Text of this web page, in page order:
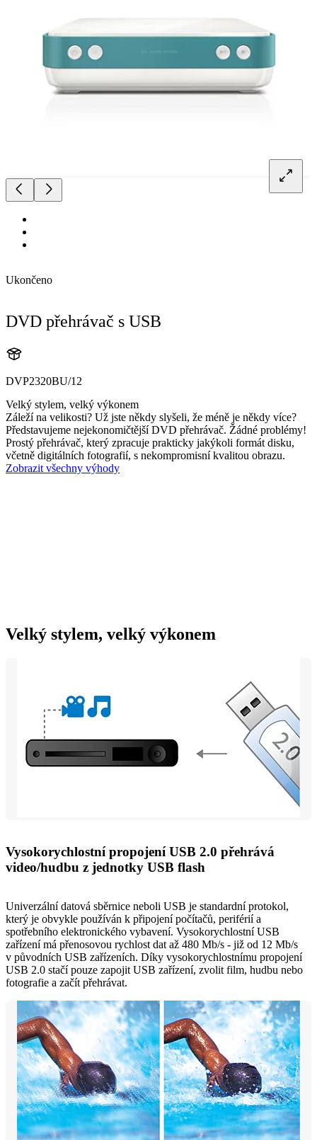
Ukončeno
DVD přehrávač s USB
DVP2320BU/12
Velký stylem, velký výkonem
Záleží na velikosti? Už jste někdy slyšeli, že méně je někdy více?
Představujeme nejekonomičtější DVD přehrávač. Žádné problémy!
Prostý přehrávač, který zpracuje prakticky jakýkoli formát disku,
včetně digitálních fotografií, s nekompromisní kvalitou obrazu.
Zobrazit všechny výhody
Velký stylem, velký výkonem
Vysokorychlostní propojení USB 2.0 přehrává
video/hudbu z jednotky USB flash
Univerzální datová sběrnice neboli USB je standardní protokol,
který je obvykle používán k připojení počítačů, periférií a
spotřebního elektronického vybavení. Vysokorychlostní USB
zařízení má přenosovou rychlost dat až 480 Mb/s - již od 12 Mb/s
v původních USB zařízeních. Díky vysokorychlostnímu propojení
USB 2.0 stačí pouze zapojit USB zařízení, zvolit film, hudbu nebo
fotografie a začít přehrávat.